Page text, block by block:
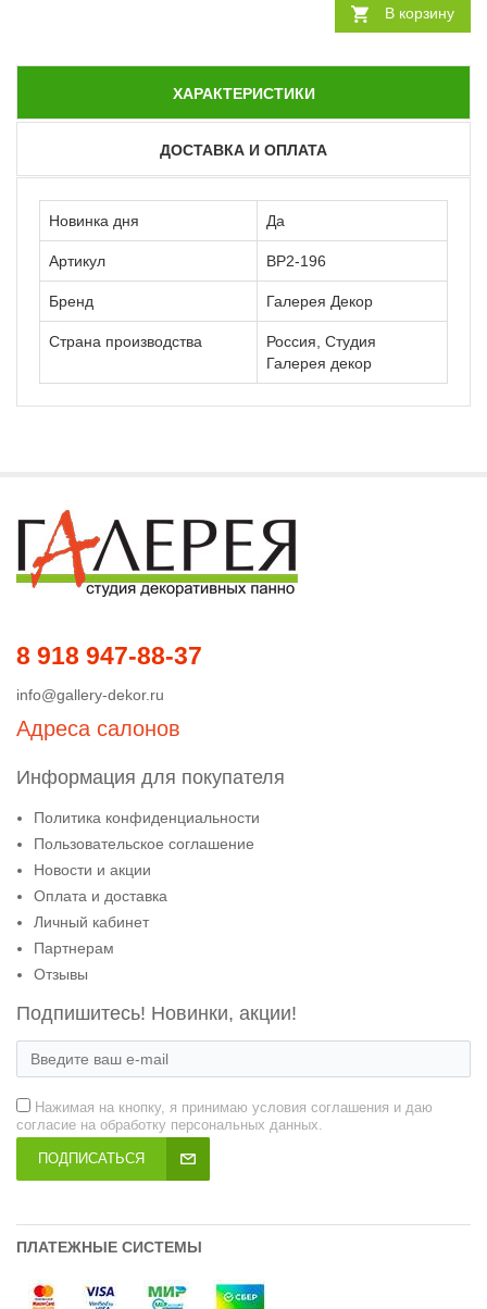
В корзину
ХАРАКТЕРИСТИКИ
ДОСТАВКА И ОПЛАТА
Новинка дня Да
Артикул ВР2-196
Бренд Галерея Декор
Страна производства
Россия, Студия
Галерея декор
8 918 947-88-37
info@gallery-dekor.ru
Адреса салонов
Информация для покупателя
Политика конфиденциальности
Пользовательское соглашение
Новости и акции
Оплата и доставка
Личный кабинет
Партнерам
Отзывы
Подпишитесь! Новинки, акции!
Нажимая на кнопку, я принимаю условия соглашения и даю
согласие на обработку персональных данных.
ПОДПИСАТЬСЯ
ПЛАТЕЖНЫЕ СИСТЕМЫ